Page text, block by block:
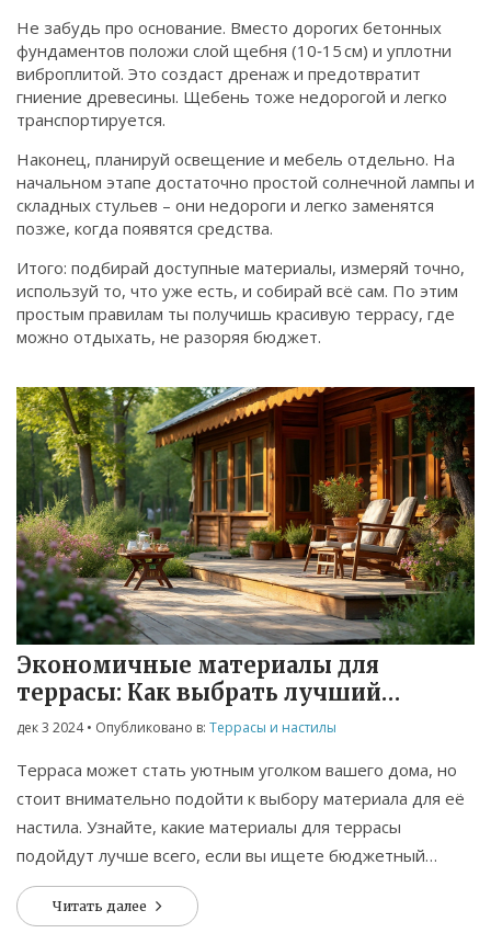
Не забудь про основание. Вместо дорогих бетонных
фундаментов положи слой щебня (10‑15 см) и уплотни
виброплитой. Это создаст дренаж и предотвратит
гниение древесины. Щебень тоже недорогой и легко
транспортируется.
Наконец, планируй освещение и мебель отдельно. На
начальном этапе достаточно простой солнечной лампы и
складных стульев – они недороги и легко заменятся
позже, когда появятся средства.
Итого: подбирай доступные материалы, измеряй точно,
используй то, что уже есть, и собирай всё сам. По этим
простым правилам ты получишь красивую террасу, где
можно отдыхать, не разоряя бюджет.
Экономичные материалы для
террасы: Как выбрать лучший
вариант
дек 3 2024• Опубликовано в: Террасы и настилы
Терраса может стать уютным уголком вашего дома, но
стоит внимательно подойти к выбору материала для её
настила. Узнайте, какие материалы для террасы
подойдут лучше всего, если вы ищете бюджетный
вариант. Мы расскажем о ключевых особенностях и
преимуществах различных материалов, таких как
Читать далее